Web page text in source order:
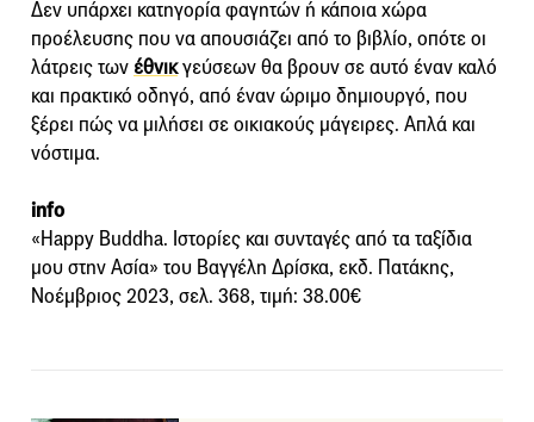
Δεν υπάρχει κατηγορία φαγητών ή κάποια χώρα
προέλευσης που να απουσιάζει από το βιβλίο, οπότε οι
λάτρεις των έθνικγεύσεων θα βρουν σε αυτό έναν καλό
και πρακτικό οδηγό, από έναν ώριμο δημιουργό, που
ξέρει πώς να μιλήσει σε οικιακούς μάγειρες. Απλά και
νόστιμα.
info
«Happy Buddha. Ιστορίες και συνταγές από τα ταξίδια
μου στην Ασία» του Βαγγέλη Δρίσκα, εκδ. Πατάκης,
Νοέμβριος 2023, σελ. 368, τιμή: 38.00€